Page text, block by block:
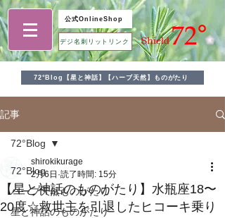
公式OnlineShop
デジ名刺リットリンク
72°Blog【星と神話】【ハーブ天然】ものがたり
記事
72°Blog
ハーブ天然ものがたり
星と神話のものがたり
72°Blog
【星と神話のものがたり】水瓶座18〜
20度☆救世主を引退したヒコーキ乗り
shirokikurage
2月6日 読了時間: 15分